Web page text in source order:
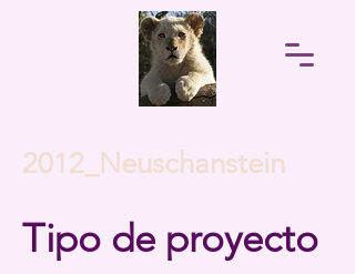
2012_Neuschanstein
Tipo de proyecto